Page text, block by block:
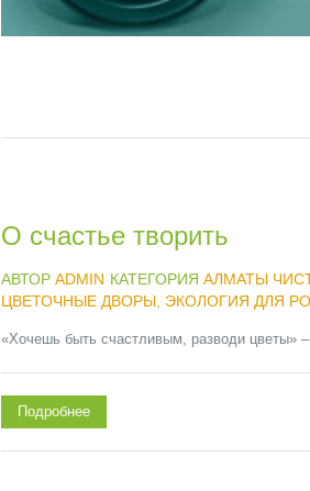
О счастье творить
АВТОР ADMIN КАТЕГОРИЯ АЛМАТЫ
ЦВЕТОЧНЫЕ ДВОРЫ ЭКОЛОГИЯ ДЛЯ
«Хочешь быть счастливым, разводи цветы»
Подробнее